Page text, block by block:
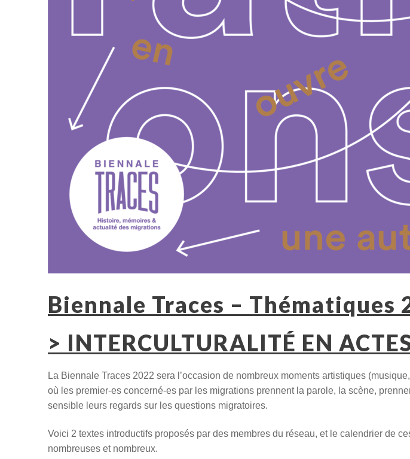
Biennale Traces – Thématiques
> INTERCULTURALITÉ EN
La Biennale Traces 2022 sera l’occasion de nombreux moments artistiques
où les premier-es concerné-es par les migrations prennent la parole, la scène,
sensible leurs regards sur les questions migratoires.
Voici 2 textes introductifs proposés par des membres du réseau, et le calendrier de
nombreuses et nombreux.